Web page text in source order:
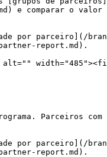
e comparar o
por parceiro](/
report.md).
alt=""
Parceiros
por parceiro](/
report.md).